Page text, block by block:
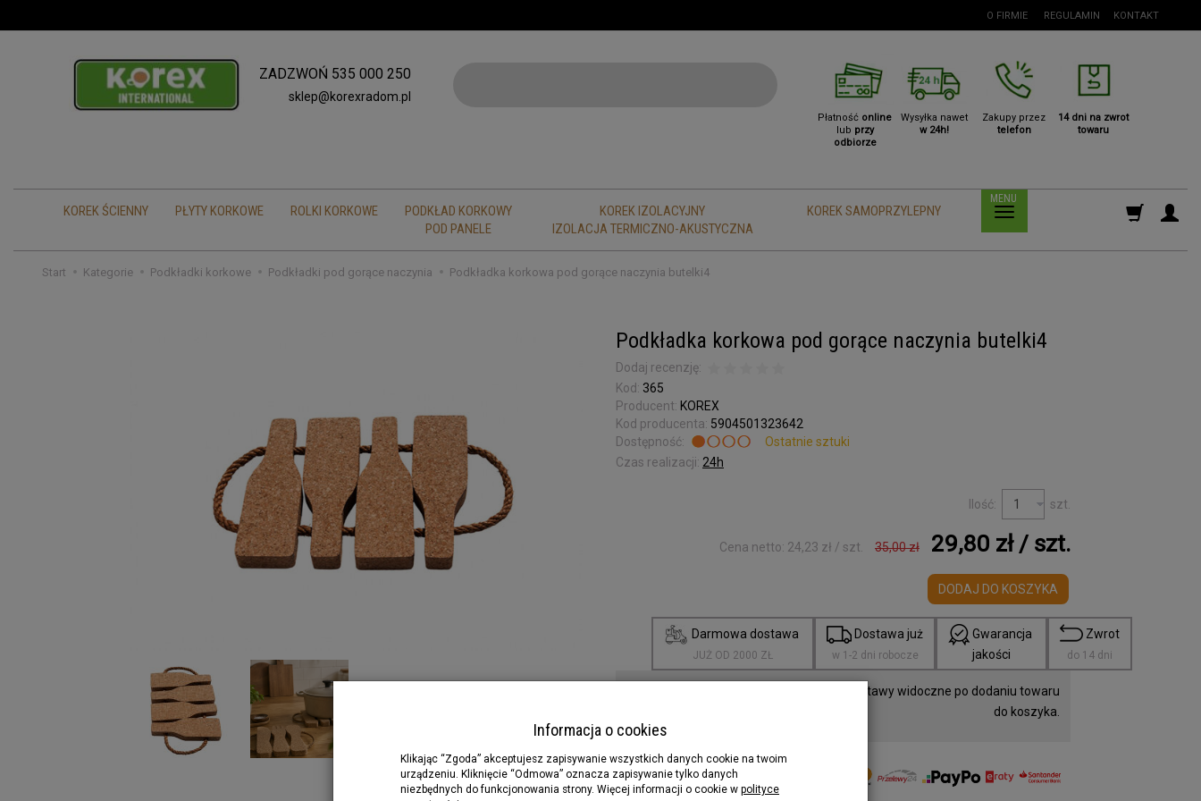
O FIRMIE REGULAMIN KONTAKT
ZADZWOŃ 535 000 250
sklep@korexradom.pl
Płatność online
lub przy
odbiorze
Wysyłka nawet
w 24h!
Zakupy przez
telefon
14 dni na zwrot
towaru
KOREK ŚCIENNY PŁYTY KORKOWE ROLKI KORKOWE
PODKŁAD KORKOWY
POD PANELE
KOREK IZOLACYJNY
IZOLACJA TERMICZNO-AKUSTYCZNA
KOREK SAMOPRZYLEPNY
Start Kategorie Podkładki korkowe Podkładki pod gorące naczynia Podkładka korkowa pod gorące naczynia butelki4
Podkładka korkowa pod gorące naczynia butelki4
Dodaj recenzję:
Kod: 365
Producent: KOREX
Kod producenta: 5904501323642
Dostępność:
Ostatnie sztuki
Czas realizacji: 24h
Ilość: szt.
Cena netto: 24,23 zł / szt. 35,00 zł 29,80 zł/ szt.
DODAJ DO KOSZYKA
Darmowa dostawa
JUŻ OD 2000 ZŁ
Dostawa już
w 1-2 dni robocze
Gwarancja
jakości
Zwrot
do 14 dni
Darmowa dostawa od 2000zł. Koszty dostawy widoczne po dodaniu towaru
do koszyka.
Informacja o cookies
Klikając “Zgoda” akceptujesz zapisywanie wszystkich danych cookie na twoim
urządzeniu. Kliknięcie “Odmowa” oznacza zapisywanie tylko danych
niezbędnych do funkcjonowania strony. Więcej informacji o cookie w polityce